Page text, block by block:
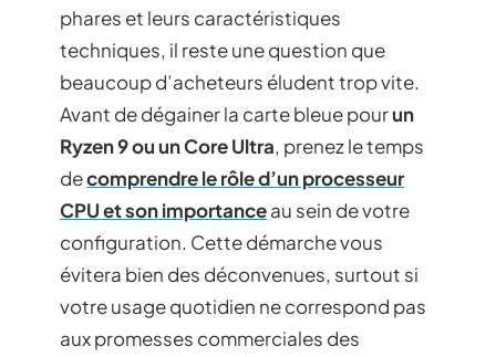
phares et leurs caractéristiques
techniques, il reste une question que
beaucoup d’acheteurs éludent trop vite.
Avant de dégainer la carte bleue pourun
Ryzen 9 ou un Core Ultra, prenez le temps
decomprendre le rôle d’un processeur
CPU et son importanceau sein de votre
configuration. Cette démarche vous
évitera bien des déconvenues, surtout si
votre usage quotidien ne correspond pas
aux promesses commerciales des